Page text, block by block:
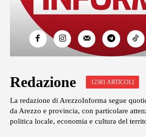
Redazione 12381 ARTICOLI
La redazione di ArezzoInforma segue
da Arezzo e provincia, con particolare
politica locale, economia e cultura del